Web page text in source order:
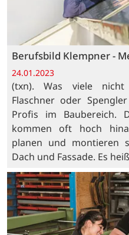
Berufsbild Klempner -
24.01.2023
(txn). Was viele nicht
Flaschner oder
Profis im Baubereich.
kommen oft hoch
planen und montieren
Dach und Fassade. Es